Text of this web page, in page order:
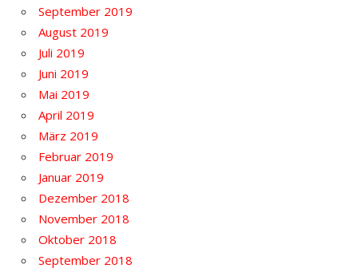
September 2019
August 2019
Juli 2019
Juni 2019
Mai 2019
April 2019
März 2019
Februar 2019
Januar 2019
Dezember 2018
November 2018
Oktober 2018
September 2018